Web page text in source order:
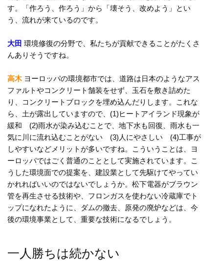
す。「作ろう、作ろう」から「壊そう、改めよう」とい
う、流れが来ているのです。
大田 環境修復の分野で、私たちが貢献できることがたくさ
んありそうですね。
高木ヨーロッパの環境都市では、道路は日本のようなアス
ファルトやコンクリート舗装をせず、玉石を敷き詰めた
り、コンクリートブロックを埋め込んだりします。これな
ら、土が露出していますので、(1)ヒートアイランド現象が
緩和 (2)雨水が染み込むことで、地下水も回復、雨水も一
気に川に流れ込むことがない (3)人にやさしい (4)工事が
しやすいなどメリットが多いですね。こういうことは、ヨ
ーロッパではごく普通のこととして実施されています。こ
うした環境面での提案を、建設業として先駆けてやってい
かれればいいのではないでしょうか。松下電器がブラウン
管を再生させる技術や、フロンガスを使わない冷蔵庫でト
ップになれたように、ダムの撤去、原発の廃炉などは、今
後の環境事業として、重要な技術になるでしょう。
一人勝ちは続かない